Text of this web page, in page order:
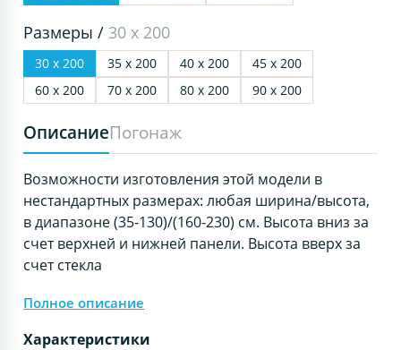
Размеры / 30 х 200
30 х 200 35 х 200 40 х 200
45 х 200
60 х 200
70 х 200 80 х 200 90 х 200
ОписаниеПогонаж
Возможности изготовления этой модели в
нестандартных размерах: любая ширина/высота,
в диапазоне (35-130)/(160-230) см. Высота вниз за
счет верхней и нижней панели. Высота вверх за
счет стекла
Полное описание
Характеристики